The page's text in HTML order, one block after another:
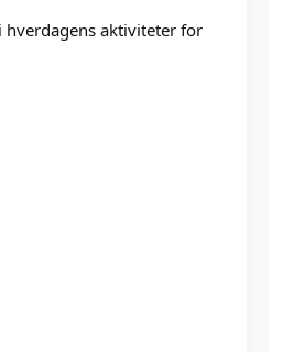
aktiviteter for